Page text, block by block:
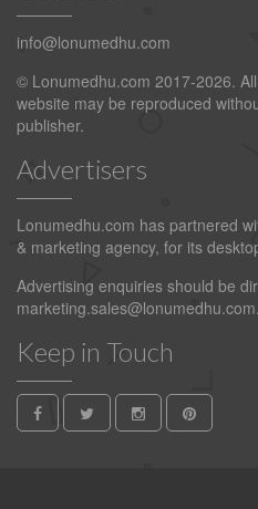
info@lonumedhu.com
© Lonumedhu.com 2017-2026.
website may be reproduced
publisher.
Advertisers
Lonumedhu.com has partnered
& marketing agency, for its
Advertising enquiries should be
marketing.sales@lonumedhu.com.
Keep in Touch